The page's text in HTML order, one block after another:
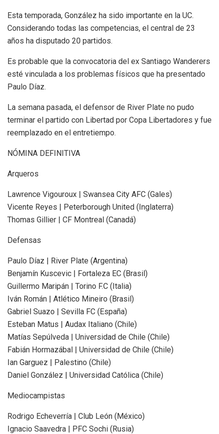
Esta temporada, González ha sido importante en la UC.
Considerando todas las competencias, el central de 23
años ha disputado 20 partidos.
Es probable que la convocatoria del ex Santiago Wanderers
esté vinculada a los problemas físicos que ha presentado
Paulo Díaz.
La semana pasada, el defensor de River Plate no pudo
terminar el partido con Libertad por Copa Libertadores y fue
reemplazado en el entretiempo.
NÓMINA DEFINITIVA
Arqueros
Lawrence Vigouroux | Swansea City AFC (Gales)
Vicente Reyes | Peterborough United (Inglaterra)
Thomas Gillier | CF Montreal (Canadá)
Defensas
Paulo Díaz | River Plate (Argentina)
Benjamín Kuscevic | Fortaleza EC (Brasil)
Guillermo Maripán | Torino F.C (Italia)
Iván Román | Atlético Mineiro (Brasil)
Gabriel Suazo | Sevilla FC (España)
Esteban Matus | Audax Italiano (Chile)
Matías Sepúlveda | Universidad de Chile (Chile)
Fabián Hormazábal | Universidad de Chile (Chile)
Ian Garguez | Palestino (Chile)
Daniel González | Universidad Católica (Chile)
Mediocampistas
Rodrigo Echeverría | Club León (México)
Ignacio Saavedra | PFC Sochi (Rusia)